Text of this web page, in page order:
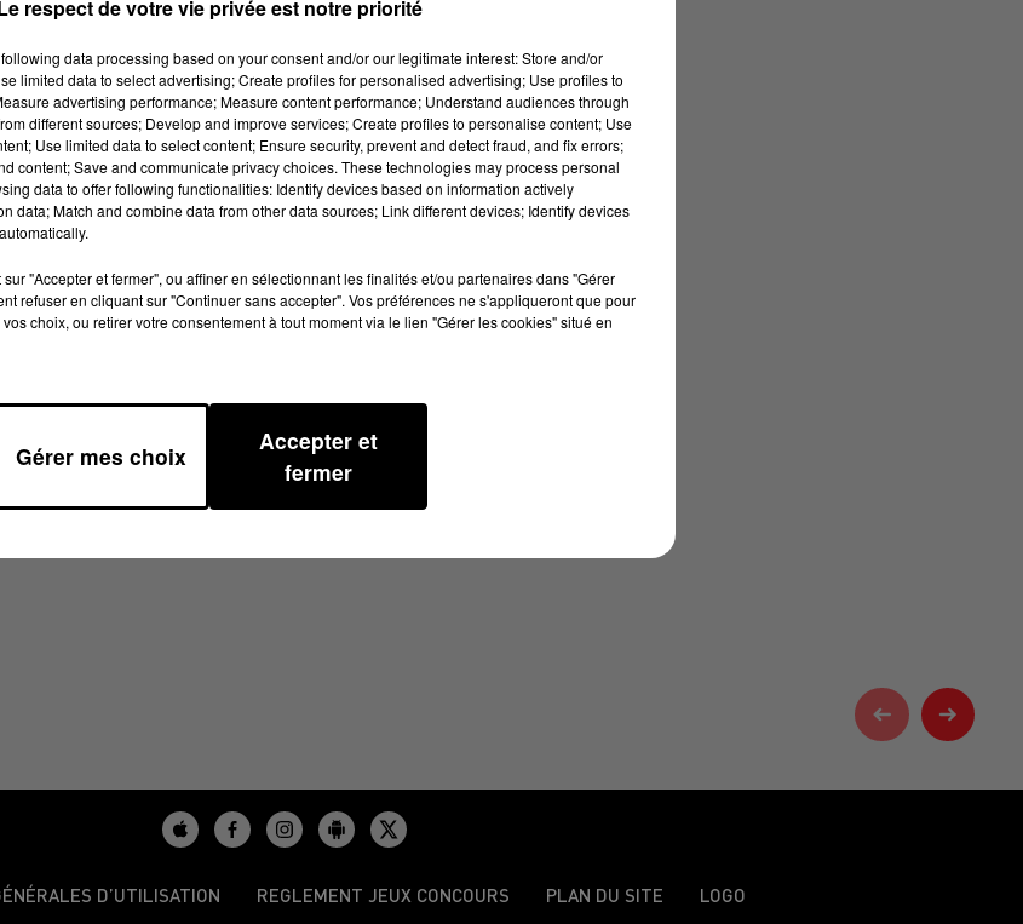
D’UTILISATION REGLEMENT JEUX CONCOURS PLAN DU SITE LOGO
respect de votre vie privée est notre priorité
data processing based on your consent and/or our legitimate interest: Store and/or
limited data to select advertising; Create profiles for personalised advertising; Use profiles to
advertising performance; Measure content performance; Understand audiences through
different sources; Develop and improve services; Create profiles to personalise content; Use
Use limited data to select content; Ensure security, prevent and detect fraud, and fix errors;
content; Save and communicate privacy choices. These technologies may process personal
data to offer following functionalities: Identify devices based on information actively
data; Match and combine data from other data sources; Link different devices; Identify devices
"Accepter et fermer", ou affiner en sélectionnant les finalités et/ou partenaires dans "Gérer
refuser en cliquant sur "Continuer sans accepter". Vos préférences ne s'appliqueront que pour
choix, ou retirer votre consentement à tout moment via le lien "Gérer les cookies" situé en
Gérer mes choix
Accepter et
fermer